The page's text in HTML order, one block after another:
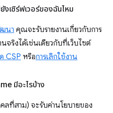
งเซิร์ฟเวอร์ของฉันไหม
นา คุณจะรับรายงานเกี่ยวกับการ
จริงได้เช่นเดียวกับที่เว็บไซต์
CSP หรือการเลิกใช้งาน
มีอะไรบ้าง
ที่สาม) จะรับค่านโยบายของ